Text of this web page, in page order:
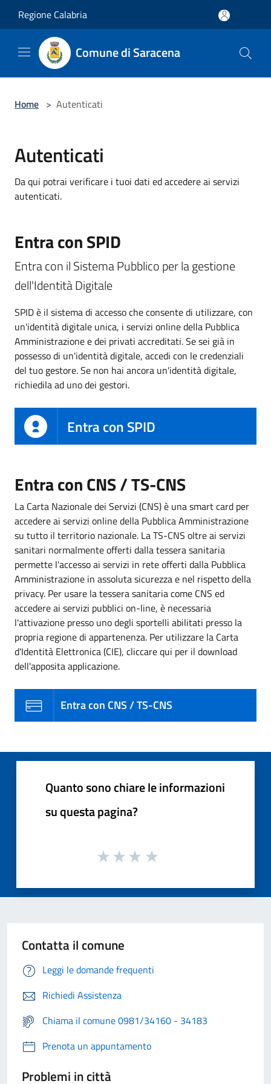
Regione Calabria
Comune di Saracena
Home > Autenticati
Autenticati
Da qui potrai verificare i tuoi dati ed accedere ai servizi
autenticati.
Entra con SPID
Entra con il Sistema Pubblico per la gestione
dell'Identità Digitale
SPID è il sistema di accesso che consente di utilizzare, con
un'identità digitale unica, i servizi online della Pubblica
Amministrazione e dei privati accreditati. Se sei già in
possesso di un'identità digitale, accedi con le credenziali
del tuo gestore. Se non hai ancora un'identità digitale,
richiedila ad uno dei gestori.
Entra con SPID
Entra con CNS / TS-CNS
La Carta Nazionale dei Servizi (CNS) è una smart card per
accedere ai servizi online della Pubblica Amministrazione
su tutto il territorio nazionale. La TS-CNS oltre ai servizi
sanitari normalmente offerti dalla tessera sanitaria
permette l'accesso ai servizi in rete offerti dalla Pubblica
Amministrazione in assoluta sicurezza e nel rispetto della
privacy. Per usare la tessera sanitaria come CNS ed
accedere ai servizi pubblici on-line, è necessaria
l'attivazione presso uno degli sportelli abilitati presso la
propria regione di appartenenza. Per utilizzare la Carta
d'Identità Elettronica (CIE), cliccare qui per il download
dell'apposita applicazione.
Entra con CNS / TS-CNS
Quanto sono chiare le informazioni
su questa pagina?
Contatta il comune
Leggi le domande frequenti
Richiedi Assistenza
Chiama il comune 0981/34160 - 34183
Prenota un appuntamento
Problemi in città